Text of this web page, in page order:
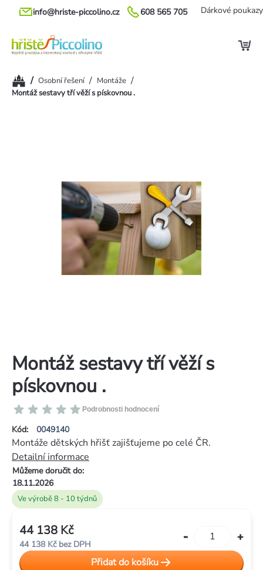
Přejít
608 565 705
info@hriste-piccolino.cz Dárkové poukazy
Domů/ Osobní řešení / Montáže /
Montáž sestavy tří věží s pískovnou .
Montáž sestavy tří věží s
pískovnou .
Kód: 0049140
Průměrné
hodnocení
produktu
je
0,0
z
5
hvězdiček.
Podrobnosti hodnocení
Ve výrobě 8 - 10 týdnů
Můžeme doručit do:
18.11.2026
Montáže dětských hřišť zajišťujeme po celé ČR.
Detailní informace
44 138 Kč
44 138 Kč bez DPH
cena:
Přidat do košíku